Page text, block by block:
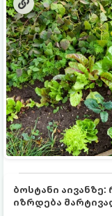
ზამთარს
მნიშვნელოვანი
ბოსტანი
იზრდება